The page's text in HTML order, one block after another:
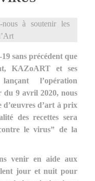
sans précédent que
KAZoART et ses
l’opération
9 avril 2020, nous
d’œuvres d’art à prix
des recettes sera
le virus” de la
venir en aide aux
jour et nuit pour